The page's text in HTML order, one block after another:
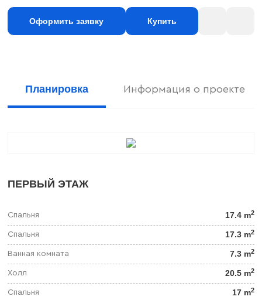
Оформить заявку Купить
Планировка Информация о проекте
ПЕРВЫЙ ЭТАЖ
Спальня 17.4 m2
Спальня 17.3 m2
Ванная комната 7.3 m2
Холл 20.5 m2
Спальня 17 m2